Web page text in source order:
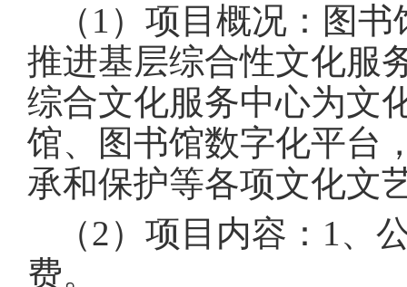
（1）项目概况：图
推进基层综合性文化服
综合文化服务中心为文
馆、图书馆数字化平台
承和保护等各项文化文
（2）项目内容：1、
费。